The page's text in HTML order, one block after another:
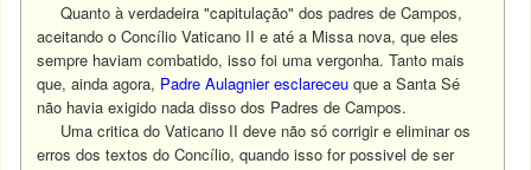
Quanto à verdadeira "capitulação" dos padres de Campos,
aceitando o Concílio Vaticano II e até a Missa nova, que eles
sempre haviam combatido, isso foi uma vergonha. Tanto mais
que, ainda agora, Padre Aulagnier esclareceu que a Santa Sé
não havia exigido nada disso dos Padres de Campos.
Uma critica do Vaticano II deve não só corrigir e eliminar os
erros dos textos do Concílio, quando isso for possivel de ser